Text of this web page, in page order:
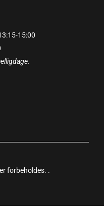
15:00
forbeholdes. .